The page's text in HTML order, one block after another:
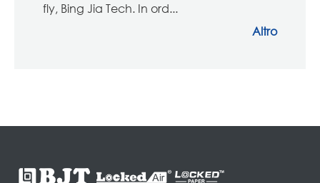
fly, Bing Jia Tech. In ord...
Altro